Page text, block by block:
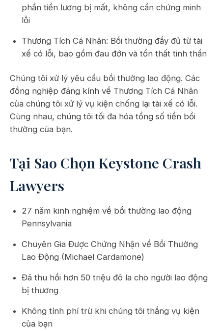
phần tiền lương bị mất, không cần chứng minh
lỗi
Thương Tích Cá Nhân: Bồi thường đầy đủ từ tài
xế có lỗi, bao gồm đau đớn và tổn thất tinh thần
Chúng tôi xử lý yêu cầu bồi thường lao động. Các
đồng nghiệp đáng kính về Thương Tích Cá Nhân
của chúng tôi xử lý vụ kiện chống lại tài xế có lỗi.
Cùng nhau, chúng tôi tối đa hóa tổng số tiền bồi
thường của bạn.
Tại Sao Chọn Keystone Crash
Lawyers
27 năm kinh nghiệm về bồi thường lao động
Pennsylvania
Chuyên Gia Được Chứng Nhận về Bồi Thường
Lao Động (Michael Cardamone)
Đã thu hồi hơn 50 triệu đô la cho người lao động
bị thương
Không tính phí trừ khi chúng tôi thắng vụ kiện
của bạn